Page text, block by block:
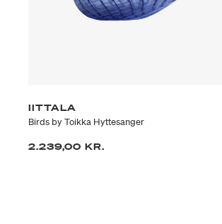
IITTALA
Birds by Toikka Hyttesanger
2.239,00 KR.